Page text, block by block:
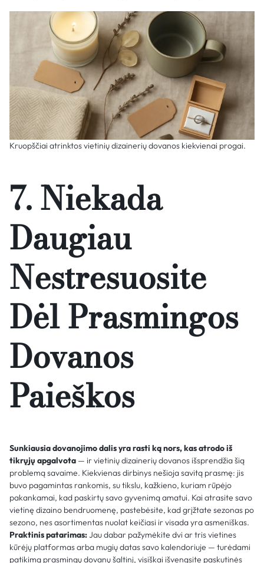
Kruopščiai atrinktos vietinių dizainerių dovanos kiekvienai progai.
7. Niekada
Daugiau
Nestresuosite
Dėl Prasmingos
Dovanos
Paieškos
Sunkiausia dovanojimo dalis yra rasti ką nors, kas atrodo iš
tikrųjų apgalvota — ir vietinių dizainerių dovanos išsprendžia šią
problemą savaime. Kiekvienas dirbinys nešioja savitą prasmę: jis
buvo pagamintas rankomis, su tikslu, kažkieno, kuriam rūpėjo
pakankamai, kad paskirtų savo gyvenimą amatui. Kai atrasite savo
vietinę dizaino bendruomenę, pastebėsite, kad grįžtate sezonas po
sezono, nes asortimentas nuolat keičiasi ir visada yra asmeniškas.
Praktinis patarimas:Jau dabar pažymėkite dvi ar tris vietines
kūrėjų platformas arba mugių datas savo kalendoriuje — turėdami
patikimą prasmingų dovanų šaltinį, visiškai išvengsite paskutinės